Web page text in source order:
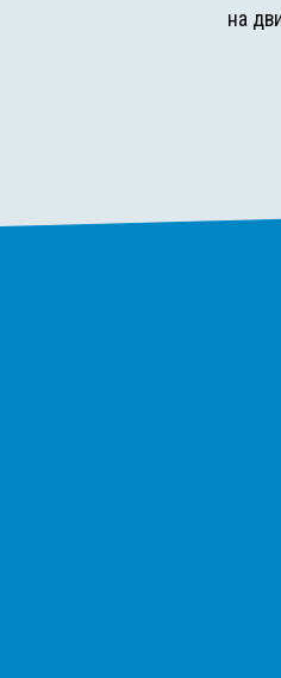
на